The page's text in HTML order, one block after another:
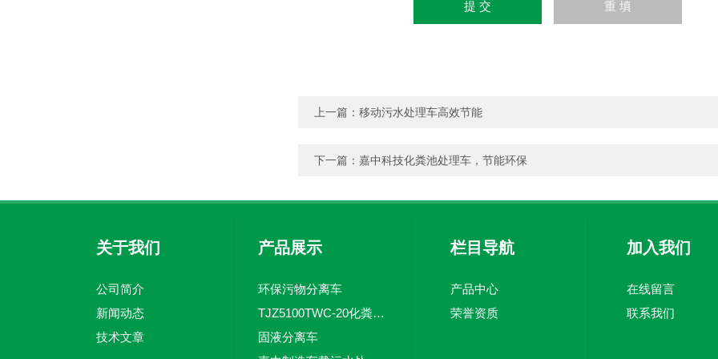
上一篇： 移动污水处理车高效节能
下一篇： 嘉中科技化粪池处理车，节能环保
关于我们
公司简介
新闻动态
技术文章
产品展示
环保污物分离车
TJZ5100TWC-20化粪池清淘车经济适用 废皮料
固液分离车
栏目导航
产品中心
荣誉资质
加入我们
在线留言
联系我们